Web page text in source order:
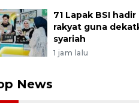
71 Lapak BSI
rakyat guna
syariah
1 jam lalu
News